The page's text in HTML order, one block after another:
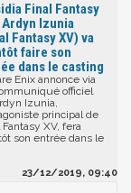
Final Fantasy
Ardyn Izunia
Fantasy XV) va
faire son
dans le casting
Enix annonce via
officiel
Izunia,
principal de
Fantasy XV, fera
son entrée dans le
23/12/2019, 09:40